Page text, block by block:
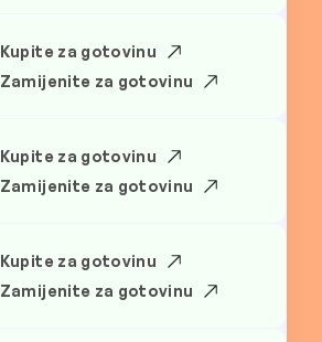
Kupite za gotovinu
Zamijenite za gotovinu
Kupite za gotovinu
Zamijenite za gotovinu
Kupite za gotovinu
Zamijenite za gotovinu